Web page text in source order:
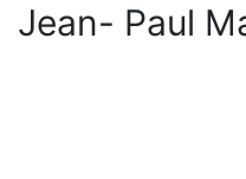
Jean- Paul